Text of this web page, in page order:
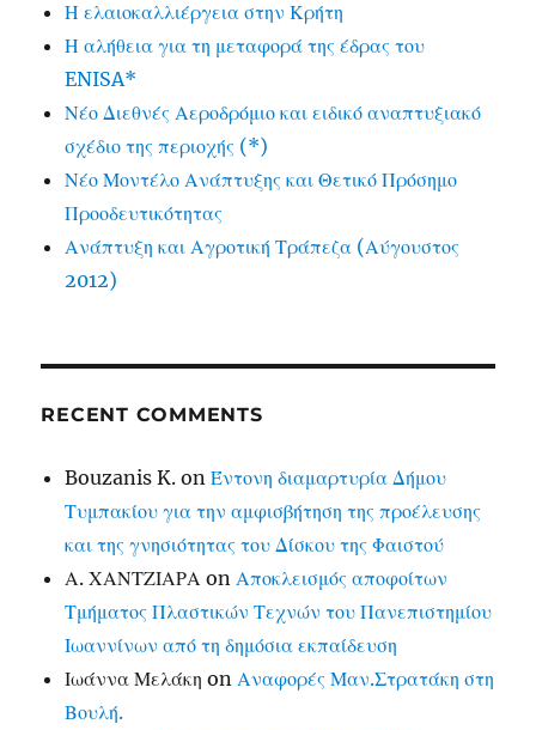
Η ελαιοκαλλιέργεια στην Κρήτη
Η αλήθεια για τη μεταφορά της έδρας του
ENISA*
Νέο Διεθνές Αεροδρόμιο και ειδικό αναπτυξιακό
σχέδιο της περιοχής (*)
Νέο Μοντέλο Ανάπτυξης και Θετικό Πρόσημο
Προοδευτικότητας
Ανάπτυξη και Αγροτική Τράπεζα (Αύγουστος
2012)
RECENT COMMENTS
Bouzanis K. onΈντονη διαμαρτυρία Δήμου
Τυμπακίου για την αμφισβήτηση της προέλευσης
και της γνησιότητας του Δίσκου της Φαιστού
Α. ΧΑΝΤΖΙΑΡΑ onΑποκλεισμός αποφοίτων
Τμήματος Πλαστικών Τεχνών του Πανεπιστημίου
Ιωαννίνων από τη δημόσια εκπαίδευση
Ιωάννα Μελάκη onΑναφορές Μαν.Στρατάκη στη
Βουλή.